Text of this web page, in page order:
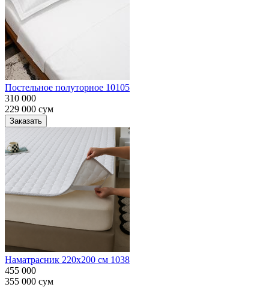
Постельное полуторное 10105
310 000
229 000 сум
Заказать
Наматрасник 220х200 см 1038
455 000
355 000 сум